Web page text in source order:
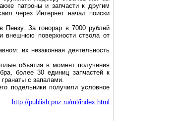
патроны и запчасти к другим
через Интернет начал поиски
Пензу. За гонорар в 7000 рублей
внешнюю поверхности ствола от
их незаконная деятельность
объятия в момент получения
более 30 единиц запчастей к
с запалами.
подельники получили условное
http://publish.pnz.ru/ml/index.html